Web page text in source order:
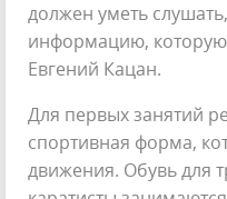
должен уметь
информацию, которую
Евгений Кацан.
Для первых занятий
спортивная форма,
движения. Обувь для